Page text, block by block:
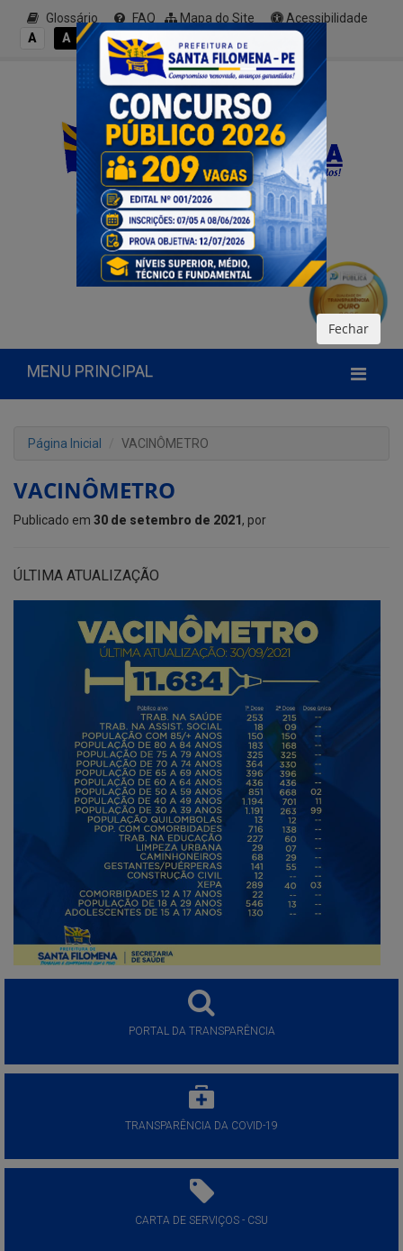
Glossário FAQ Mapa do Site
Acessibilidade
A
A A- A A+
MENU PRINCIPAL
Página Inicial VACINÔMETRO
VACINÔMETRO
Publicado em 30 de setembro de 2021 , por
ÚLTIMA ATUALIZAÇÃO
PORTAL DA TRANSPARÊNCIA
TRANSPARÊNCIA DA COVID-19
CARTA DE SERVIÇOS - CSU
Fechar